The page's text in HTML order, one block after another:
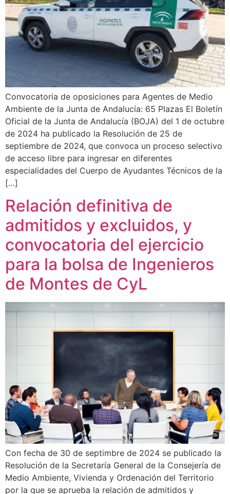
Convocatoria de oposiciones para Agentes de Medio
Ambiente de la Junta de Andalucía: 65 Plazas El Boletín
Oficial de la Junta de Andalucía (BOJA) del 1 de octubre
de 2024 ha publicado la Resolución de 25 de
septiembre de 2024, que convoca un proceso selectivo
de acceso libre para ingresar en diferentes
especialidades del Cuerpo de Ayudantes Técnicos de la
[…]
Relación definitiva de
admitidos y excluidos, y
convocatoria del ejercicio
para la bolsa de Ingenieros
de Montes de CyL
Con fecha de 30 de septimbre de 2024 se publicado la
Resolución de la Secretaría General de la Consejería de
Medio Ambiente, Vivienda y Ordenación del Territorio
por la que se aprueba la relación de admitidos y